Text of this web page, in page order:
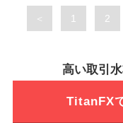
＜ Page
1 Page
2
高い取引
TitanFX